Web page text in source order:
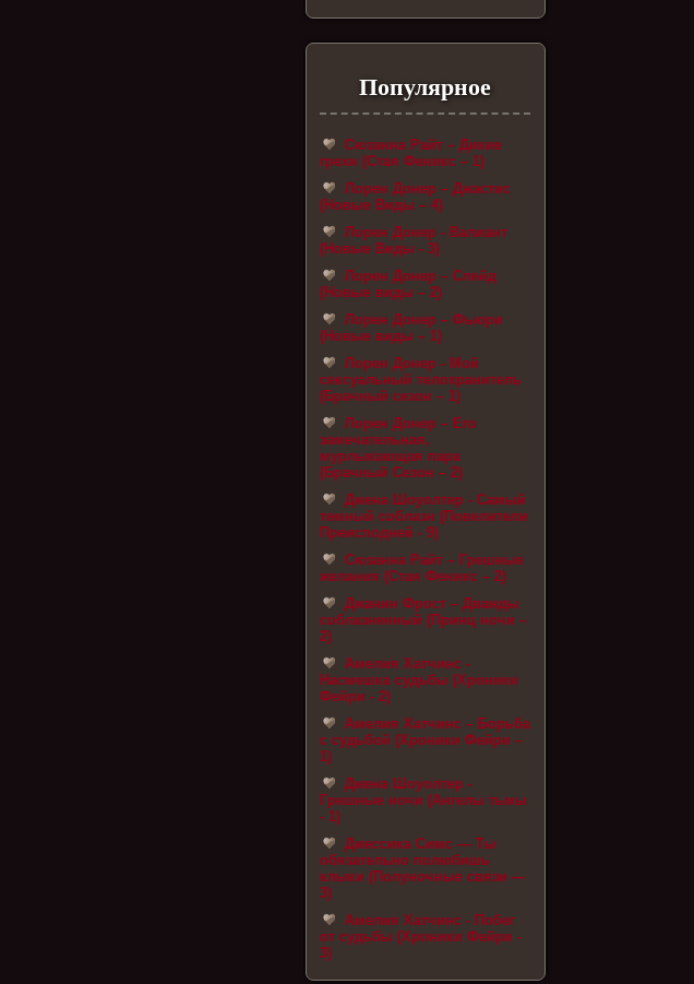
Популярное
Сюзанна Райт – Дикие
грехи (Стая Феникс – 1)
Лорен Донер – Джастис
(Новые Виды – 4)
Лорен Донер - Валиант
(Новые Виды - 3)
Лорен Донер – Слейд
(Новые виды – 2)
Лорен Донер – Фьюри
(Новые виды – 1)
Лорен Донер - Мой
сексуальный телохранитель
(Брачный сезон – 1)
Лорен Донер – Его
замечательная,
мурлыкающая пара
(Брачный Сезон – 2)
Джена Шоуолтер - Самый
темный соблазн (Повелители
Преисподней - 9)
Сюзанна Райт – Грешные
желания (Стая Феникс – 2)
Джанин Фрост – Дважды
соблазненный (Принц ночи –
2)
Амелия Хатчинс -
Насмешка судьбы (Хроники
Фейри - 2)
Амелия Хатчинс – Борьба
с судьбой (Хроники Фейри –
1)
Джена Шоуолтер -
Грешные ночи (Ангелы тьмы
- 1)
Джессика Симс — Ты
обязательно полюбишь
клыки (Полуночные связи —
3)
Амелия Хатчинс - Побег
от судьбы (Хроники Фейри -
3)